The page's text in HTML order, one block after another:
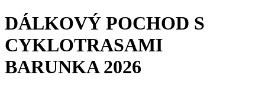
DÁLKOVÝ POCHOD S
CYKLOTRASAMI
BARUNKA 2026